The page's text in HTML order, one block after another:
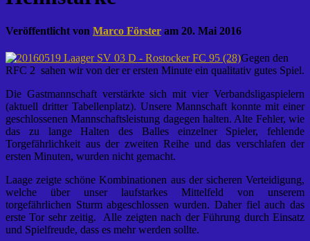
Veröffentlicht von Marco Förster am 20. Mai 2016
Gegen den
RFC 2 sahen wir von der er ersten Minute ein qualitativ gutes Spiel.
Die Gastmannschaft verstärkte sich mit vier Verbandsligaspielern
(aktuell dritter Tabellenplatz). Unsere Mannschaft konnte mit einer
geschlossenen Mannschaftsleistung dagegen halten. Alte Fehler, wie
das zu lange Halten des Balles einzelner Spieler, fehlende
Torgefährlichkeit aus der zweiten Reihe und das verschlafen der
ersten Minuten, wurden nicht gemacht.
Laage zeigte schöne Kombinationen aus der sicheren Verteidigung,
welche über unser laufstarkes Mittelfeld von unserem
torgefährlichen Sturm abgeschlossen wurden. Daher fiel auch das
erste Tor sehr zeitig. Alle zeigten nach der Führung durch Einsatz
und Spielfreude, dass es mehr werden sollte.